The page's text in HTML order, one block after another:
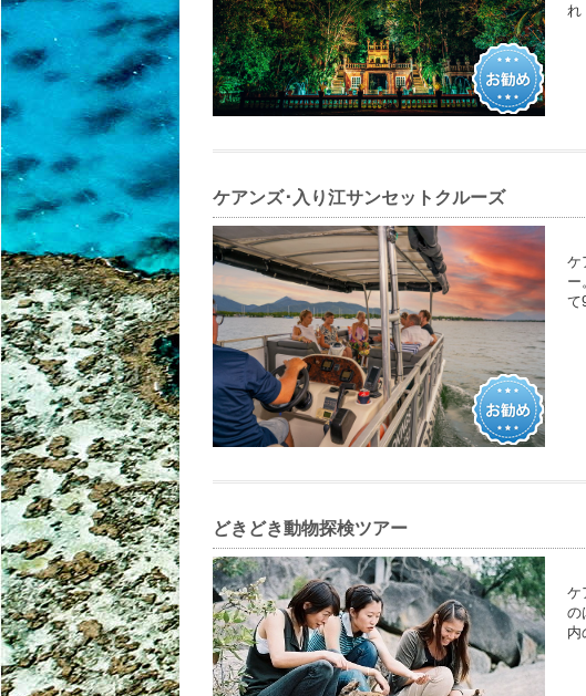
れ
ケアンズ･入り江サンセットクルーズ
ケ
ー
て
どきどき動物探検ツアー
ケ
の
内